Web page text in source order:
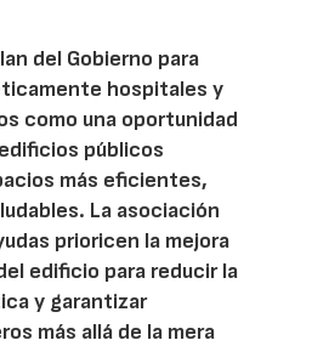
del Gobierno para
hospitales y
como una oportunidad
públicos
más eficientes,
La asociación
prioricen la mejora
edificio para reducir la
y garantizar
más allá de la mera